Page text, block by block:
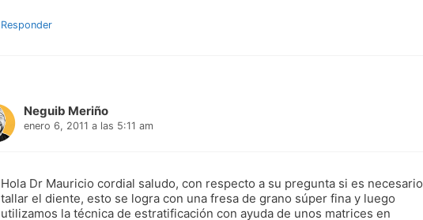
Responder
Neguib Meriño
enero 6, 2011 a las 5:11 am
Hola Dr Mauricio cordial saludo, con respecto a su pregunta si es necesario
tallar el diente, esto se logra con una fresa de grano súper fina y luego
utilizamos la técnica de estratificación con ayuda de unos matrices en